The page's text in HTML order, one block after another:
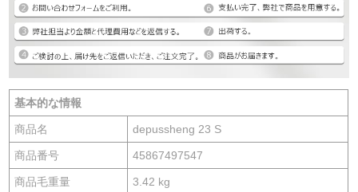
基本的な情報
商品名 depussheng 23 S
商品番号 45867497547
商品毛重量 3.42 kg